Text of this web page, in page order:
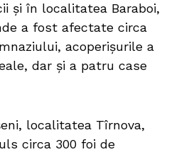
și în localitatea Baraboi,
a fost afectate circa
acoperișurile a
dar și a patru case
localitatea Tîrnova,
circa 300 foi de